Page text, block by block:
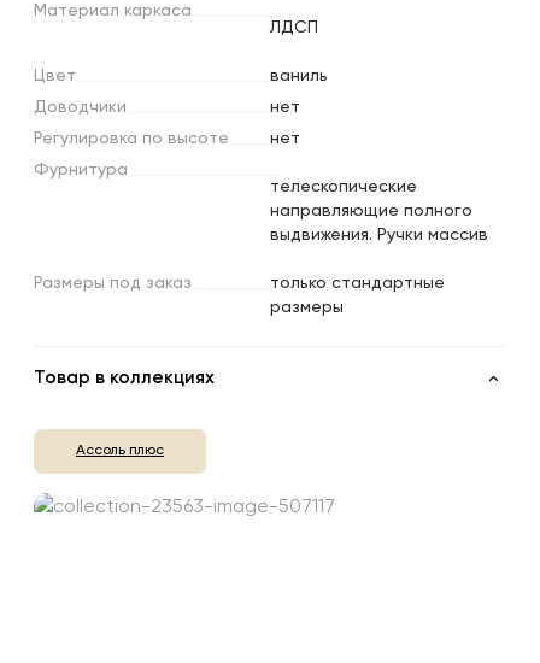
Материал каркаса
ЛДСП
Цвет
ваниль
Доводчики
нет
Регулировка по высоте
нет
Фурнитура
телескопические
направляющие полного
выдвижения. Ручки массив
Размеры под заказ
только стандартные
размеры
Товар в коллекциях
Ассоль плюс